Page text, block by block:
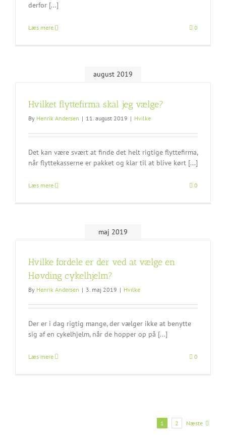
derfor [...]
Læs mere 0
august 2019
Hvilket flyttefirma skal jeg vælge?
By Henrik Andersen | 11. august 2019 | Hvilke
Det kan være svært at finde det helt rigtige flyttefirma,
når flyttekasserne er pakket og klar til at blive kørt [...]
Læs mere 0
maj 2019
Hvilke fordele er der ved at vælge en
Høvding cykelhjelm?
By Henrik Andersen | 3. maj 2019 | Hvilke
Der er i dag rigtig mange, der vælger ikke at benytte
sig af en cykelhjelm, når de hopper op på [...]
Læs mere 0
1 2 Næste